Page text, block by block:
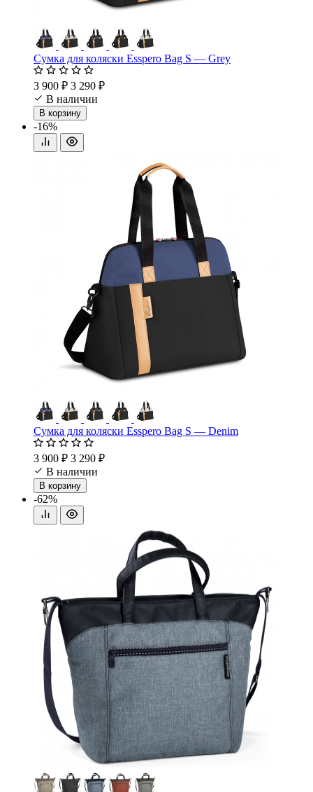
Сумка для коляски Esspero Bag S — Grey
3 900 ₽ 3 290 ₽
В наличии
В корзину
-16%
Сумка для коляски Esspero Bag S — Denim
3 900 ₽ 3 290 ₽
В наличии
В корзину
-62%